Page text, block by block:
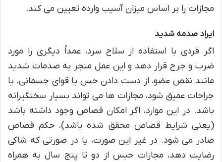
مجازات را بر اساس میزان آسیب وارده تعیین می کند.
ایراد صدمه شدید
اگر فردی با استفاده از سلاح سرد، عمداً دیگری را مورد
ضرب و جرح قرار دهد و این عمل منجر به صدمات شدید
مانند نقص عضو، از دست دادن حس یا قوای جسمانی، یا
جراحات عمیق شود، مجازات ها می تواند بسیار سختگیرانه
باشد. در این موارد، اگر امکان قصاص وجود داشته باشد
(یعنی شرایط قصاص محقق شده باشد)، حکم قصاص
صادر می شود. در غیر این صورت، یا در صورتی که شاکی
رضایت دهد، مجازات حبس از دو تا پنج سال به همراه